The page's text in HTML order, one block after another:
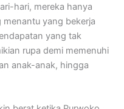
hari, mereka hanya
yang bekerja
yang tak
rupa demi memenuhi
anak-anak, hingga